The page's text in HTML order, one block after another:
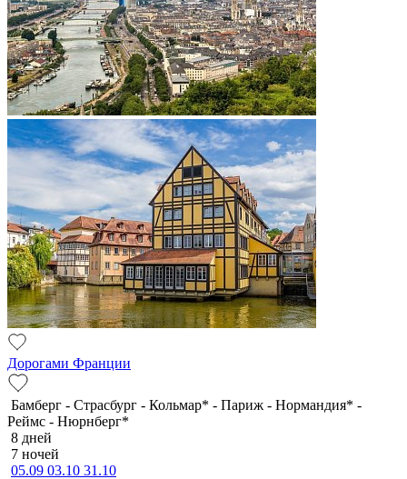
Дорогами Франции
Бамберг - Страсбург - Кольмар* - Париж - Нормандия* -
Реймс - Нюрнберг*
8 дней
7 ночей
05.09 03.10 31.10